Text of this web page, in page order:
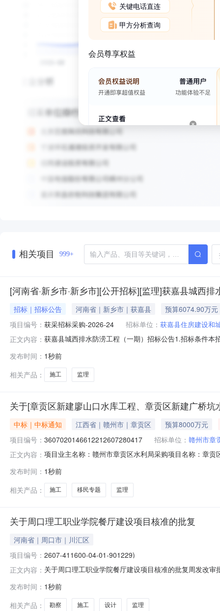
关键电话直连
甲方分析查询
会员尊享权益
相关项目 999+
[河南省·新乡市·新乡市][公开招标][监理]获嘉县城西
招标｜招标公告 河南省｜新乡市｜获嘉县
预算6074.90万元
项目编号： 获采招标采购-2026-24 招标单位： 获嘉县住房建设和
正文内容： 获嘉县城西排水防涝工程（一期）招标公告1.招标条件
对该项目进行公开招标。2.项目概况与招标范围2.1.项
发布时间： 1秒前
相关产品：
施工 监理
关于[章贡区新建廖山口水库工程、章贡区新建广桥
中标｜中标通知 江西省｜赣州市｜章贡区
预算8000万元
项目编号： 3607020146612212607280417 招标单位： 赣州市章
正文内容： 项目业主名称：赣州市章贡区水利局采购项目名称：章
0609:00:00项目规模：投资额（￥80,000,000元）金额
发布时间： 1秒前
相关产品：
施工 移民专题 监理
关于周口理工职业学院餐厅建设项目核准的批复
河南省｜周口市｜川汇区
项目编号： 2607-411600-04-01-901229)
正文内容： 关于周口理工职业学院餐厅建设项目核准的批复周发改
下：一、为缓解周口理工职业学院后勤保障压力，满足
口理工职业学院。
发布时间： 1秒前
相关产品：
勘察 施工 设计 监理